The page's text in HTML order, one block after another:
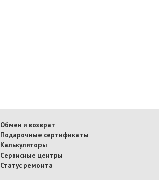
Обмен и возврат
Подарочные сертификаты
Калькуляторы
Сервисные центры
Статус ремонта